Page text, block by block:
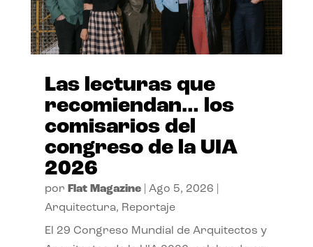
Las lecturas que
recomiendan… los
comisarios del
congreso de la UIA
2026
por Flat Magazine| Ago 5, 2026
Arquitectura, Reportaje
El 29 Congreso Mundial de Arquitectos y